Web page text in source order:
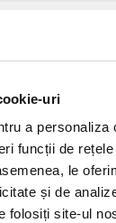
uri
a personaliza
funcții de
le
și de
folosiți site-ul
in viitorul